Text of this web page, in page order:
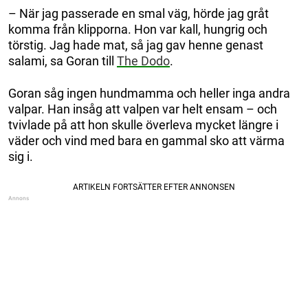
– När jag passerade en smal väg, hörde jag gråt
komma från klipporna. Hon var kall, hungrig och
törstig. Jag hade mat, så jag gav henne genast
salami, sa Goran till The Dodo.
Goran såg ingen hundmamma och heller inga andra
valpar. Han insåg att valpen var helt ensam – och
tvivlade på att hon skulle överleva mycket längre i
väder och vind med bara en gammal sko att värma
sig i.